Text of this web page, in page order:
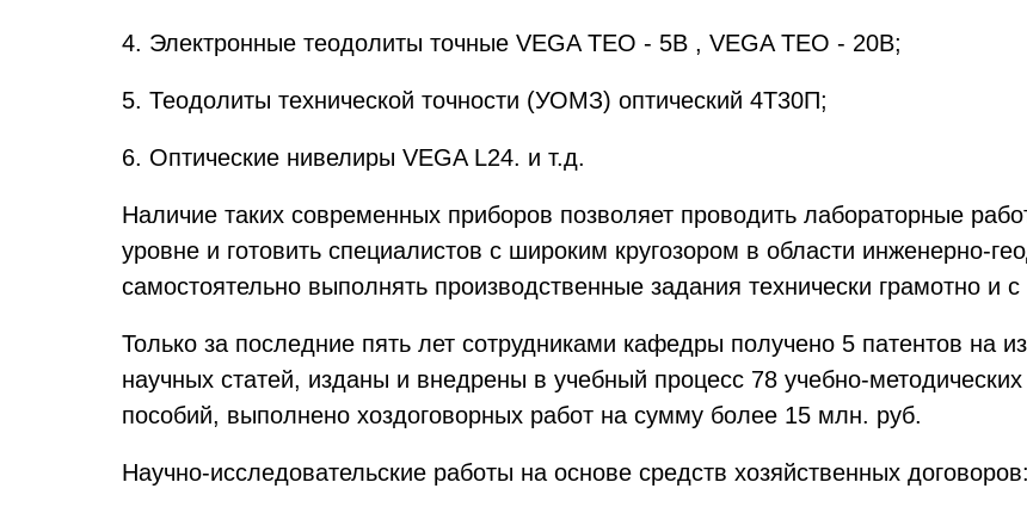
4. Электронные теодолиты точные VEGA TEO - 5В , VEGA TEO - 20B;
5. Теодолиты технической точности (УОМЗ) оптический 4Т30П;
6. Оптические нивелиры VEGA L24. и т.д.
Наличие таких современных приборов позволяет проводить лабораторные
уровне и готовить специалистов с широким кругозором в области инженерно-
самостоятельно выполнять производственные задания технически грамотно и
Только за последние пять лет сотрудниками кафедры получено 5 патентов на
научных статей, изданы и внедрены в учебный процесс 78 учебно-
пособий, выполнено хоздоговорных работ на сумму более 15 млн. руб.
Научно-исследовательские работы на основе средств хозяйственных договоров: